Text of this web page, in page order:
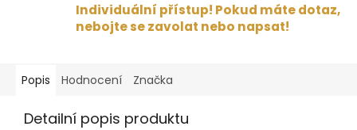
Individuální přístup! Pokud máte dotaz,
nebojte se zavolat nebo napsat!
Popis Hodnocení Značka
Detailní popis produktu